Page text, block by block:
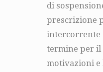
di
prescrizione
intercorrente
termine per il
motivazioni e